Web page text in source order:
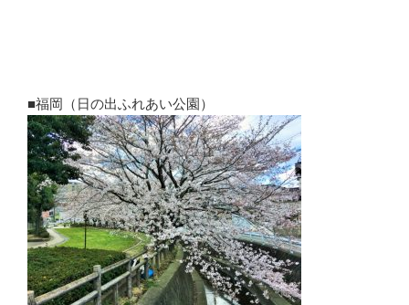
■福岡（日の出ふれあい公園）